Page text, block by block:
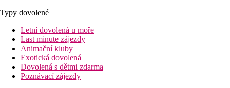
Typy dovolené
Letní dovolená u moře
Last minute zájezdy
Animační kluby
Exotická dovolená
Dovolená s dětmi zdarma
Poznávací zájezdy